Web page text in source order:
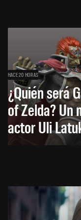
HACE 20 HORAS
¿Quién será
of Zelda? Un
actor Uli